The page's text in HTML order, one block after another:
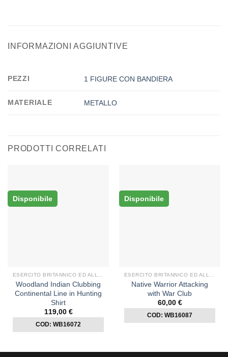
INFORMAZIONI AGGIUNTIVE
PEZZI 1 FIGURE CON BANDIERA
MATERIALE METALLO
PRODOTTI CORRELATI
Disponibile
ESERCITO BRITANNICO ED ALLEATI
Woodland Indian Clubbing
Continental Line in Hunting
Shirt
119,00 €
COD: WB16072
Disponibile
ESERCITO BRITANNICO ED ALLEATI
Native Warrior Attacking
with War Club
60,00 €
COD: WB16087